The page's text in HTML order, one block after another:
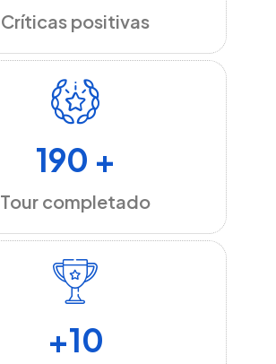
Críticas positivas
190 +
Tour completado
+10